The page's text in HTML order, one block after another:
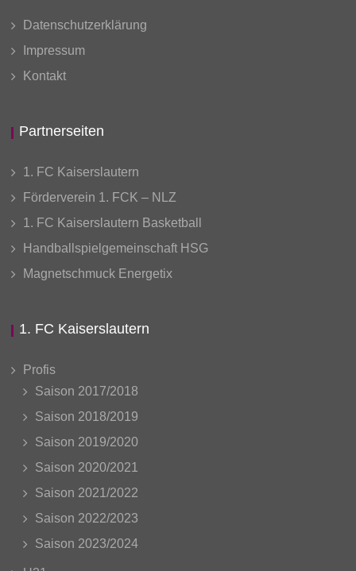
Datenschutzerklärung
Impressum
Kontakt
Partnerseiten
1. FC Kaiserslautern
Förderverein 1. FCK – NLZ
1. FC Kaiserslautern Basketball
Handballspielgemeinschaft HSG
Magnetschmuck Energetix
1. FC Kaiserslautern
Profis
Saison 2017/2018
Saison 2018/2019
Saison 2019/2020
Saison 2020/2021
Saison 2021/2022
Saison 2022/2023
Saison 2023/2024